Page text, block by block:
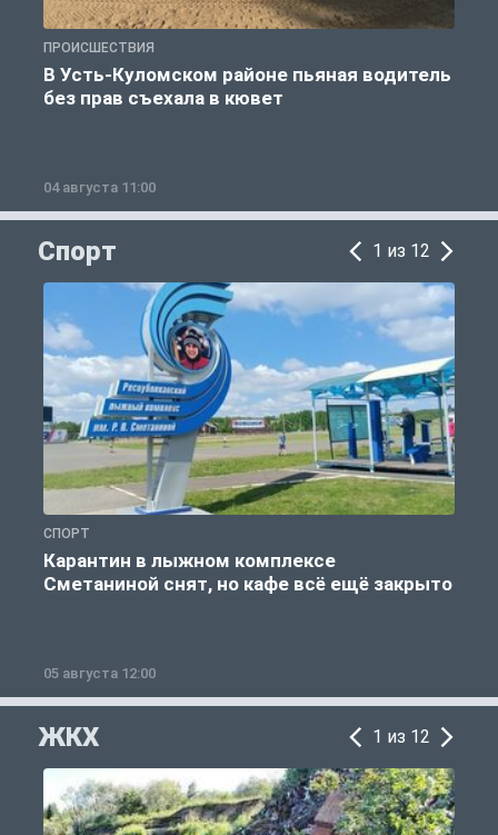
ПРОИСШЕСТВИЯ
В Усть-Куломском районе пьяная водитель
без прав съехала в кювет
04 августа 11:00
Спорт 1 из 12
СПОРТ
Карантин в лыжном комплексе
Сметаниной снят, но кафе всё ещё закрыто
05 августа 12:00
ЖКХ 1 из 12